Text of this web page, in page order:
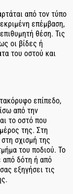
από τον τύπο
επέμβαση,
θέση. Τις
οι βίδες ή
του οστού και
επίπεδο,
από την
το οστό που
της. Στη
σχισμή της
του ποδιού. Το
από δότη ή από
εξηγήσει τις